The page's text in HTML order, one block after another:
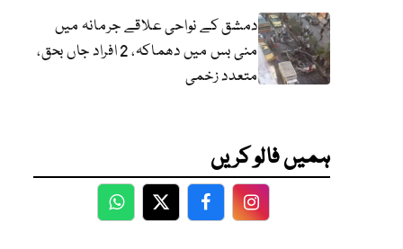
دمشق کے نواحی علاقے جرمانہ میں
منی بس میں دھماکہ، 2 افراد جاں بحق،
متعدد زخمی
ہمیں فالو کریں
WhatsApp
TwitterFacebookFacebook